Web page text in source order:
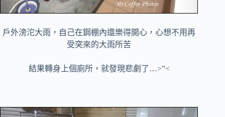
戶外滂沱大雨，自己在鋼棚內還樂得開心，心想不用再
受突來的大雨所苦
結果轉身上個廁所，就發現悲劇了…>”<